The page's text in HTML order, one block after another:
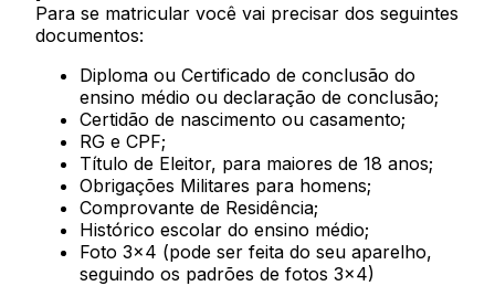
Para se matricular você vai precisar dos seguintes
documentos:
Diploma ou Certificado de conclusão do
ensino médio ou declaração de conclusão;
Certidão de nascimento ou casamento;
RG e CPF;
Título de Eleitor, para maiores de 18 anos;
Obrigações Militares para homens;
Comprovante de Residência;
Histórico escolar do ensino médio;
Foto 3x4 (pode ser feita do seu aparelho,
seguindo os padrões de fotos 3×4)